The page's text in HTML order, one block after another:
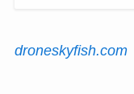
droneskyfish.com